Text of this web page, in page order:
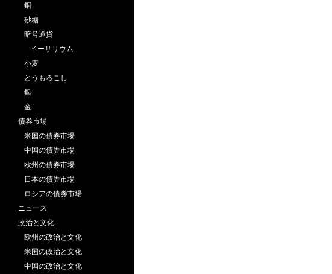
銅
砂糖
暗号通貨
イーサリウム
小麦
とうもろこし
銀
金
債券市場
米国の債券市場
中国の債券市場
欧州の債券市場
日本の債券市場
ロシアの債券市場
ニュース
政治と文化
欧州の政治と文化
米国の政治と文化
中国の政治と文化